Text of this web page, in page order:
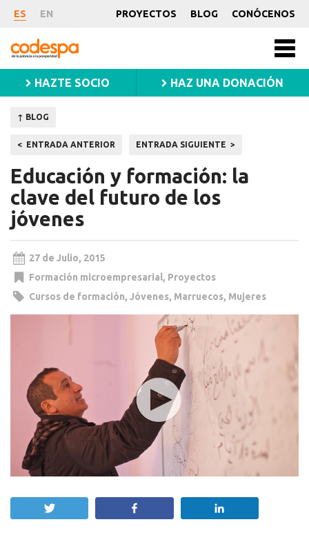
Noticia
ES EN PROYECTOS BLOG CONÓCENOS
CODESPA
HAZTE SOCIO HAZ UNA DONACIÓN
↑ BLOG
Navegación
de
entradas
ENTRADA ANTERIOR ENTRADA SIGUIENTE
Educación y formación: la
clave del futuro de los
jóvenes
27 de Julio, 2015
Formación microempresarial, Proyectos
Cursos de formación, Jóvenes, Marruecos, Mujeres